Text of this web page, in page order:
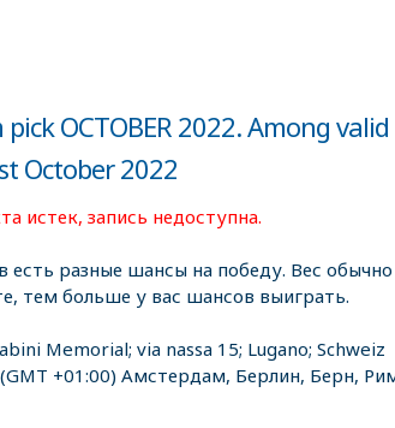
OCTOBER 2022. Among
October 2022
истек, запись недоступна.
есть разные шансы на победу. Вес
тем больше у вас шансов выиграть.
Memorial; via nassa 15; Lugano; Schweiz
(GMT +01:00) Амстердам, Берлин, Берн,